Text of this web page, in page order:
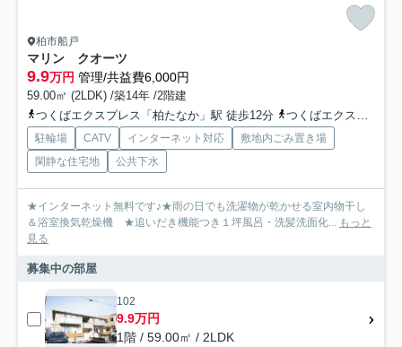
柏市船戸
マリン クオーツ
9.9万円 管理/共益費6,000円
59.00㎡ (2LDK) /築14年 /2階建
つくばエクスプレス「柏たなか」駅 徒歩12分
つくばエクスプレス「柏の葉キャンパス」駅 徒歩38分
駐輪場 CATV インターネット対応
敷地内ごみ置き場
閑静な住宅地
公共下水
★インターネット無料です♪★雨の日でも洗濯物が乾かせる室内物干し
＆浴室換気乾燥機 ★追いだき機能つき１坪風呂・洗髪洗面化...
もっと
見る
募集中の部屋
102
9.9万円
1階 / 59.00㎡ / 2LDK